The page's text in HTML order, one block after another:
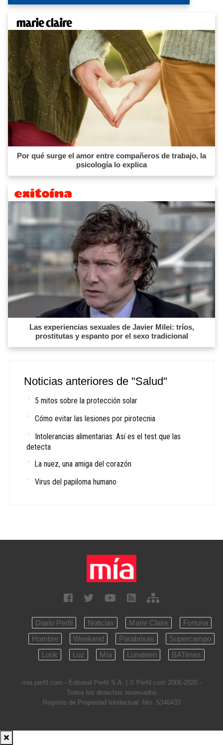
Por qué surge el amor entre compañeros de trabajo, la
psicología lo explica
Las experiencias sexuales de Javier Milei: tríos,
prostitutas y espanto por el sexo tradicional
Noticias anteriores de "Salud"
5 mitos sobre la protección solar
Cómo evitar las lesiones por pirotecnia
Intolerancias alimentarias: Así es el test que las
detecta
La nuez, una amiga del corazón
Virus del papiloma humano
Diario Perfil Noticias Marie Claire
Fortuna
Hombre
Weekend Parabrisas
Supercampo
Look
Luz Mía Lunateen BATimes
mia.perfil.com - Editorial Perfil S.A. | © Perfil.com 2006-2026 -
Todos los derechos reservados
Registro de Propiedad Intelectual: Nro. 5346433